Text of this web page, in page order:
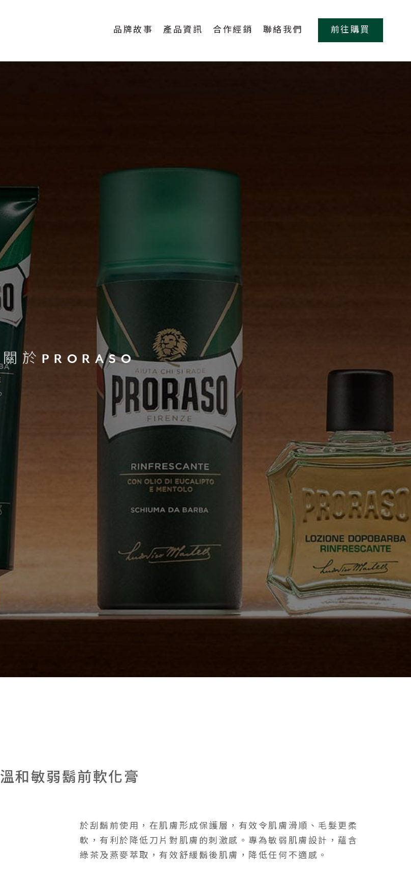
品牌故事 產品資訊 合作經銷 聯絡我們 前往購買
關於PRORASO
溫和敏弱鬍前軟化膏
於刮鬍前使用，在肌膚形成保護層，有效令肌膚滑順、毛髮更柔
軟，有利於降低刀片對肌膚的刺激感。專為敏弱肌膚設計，蘊含
綠茶及燕麥萃取，有效舒緩鬍後肌膚，降低任何不適感。